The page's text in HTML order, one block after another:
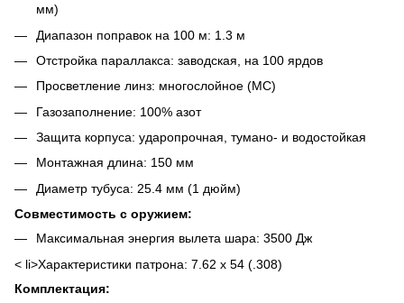
мм)
Диапазон поправок на 100 м: 1.3 м
Отстройка параллакса: заводская, на 100 ярдов
Просветление линз: многослойное (MC)
Газозаполнение: 100% азот
Защита корпуса: ударопрочная, тумано- и водостойкая
Монтажная длина: 150 мм
Диаметр тубуса: 25.4 мм (1 дюйм)
Совместимость с оружием:
Максимальная энергия вылета шара: 3500 Дж
< li>Характеристики патрона: 7.62 x 54 (.308)
Комплектация: